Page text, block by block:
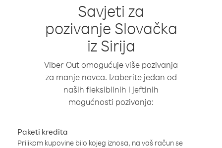
Savjeti za
pozivanje Slovačka
iz Sirija
Viber Out omogućuje više pozivanja
za manje novca. Izaberite jedan od
naših fleksibilnih i jeftinih
mogućnosti pozivanja:
Paketi kredita
Prilikom kupovine bilo kojeg iznosa, na vaš račun se